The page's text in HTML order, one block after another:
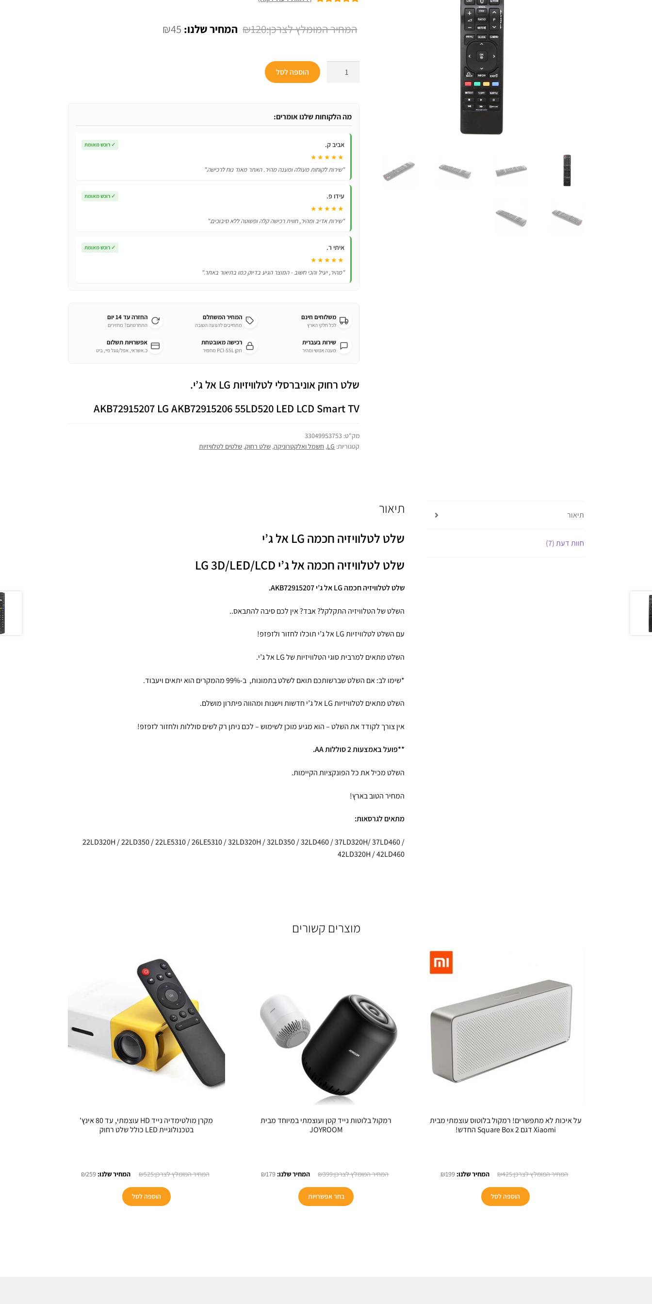
עלדירוגים של
₪120
המחיר
₪45 המחיר
חכמה
הוספה לסל
מה הלקוחות שלנו אומרים:
אביב ק. ✓ רוכש מאומת
★★★★★
"שירות לקוחות מעולה ומענה מהיר. האתר מאוד נוח לרכישה."
עידו פ. ✓ רוכש מאומת
★★★★★
"שירות אדיב ומהיר, חווית רכישה קלה ופשוטה ללא סיבוכים."
איתי ר. ✓ רוכש מאומת
★★★★★
"מהיר, יעיל והכי חשוב - המוצר הגיע בדיוק כמו בתיאור באתר."
משלוחים חינם
לכל חלקי הארץ
המחיר המשתלם
מתחייבים להצעה הטובה
החזרה עד 14 יום
התחרטתם? מחזירים
שירות בעברית
מענה אנושי ומהיר
רכישה מאובטחת
תקן PCI-SSL מחמיר
אפשרויות תשלום
כ.אשראי, אפל/גוגל פיי, ביט
שלט רחוק אוניברסלי לטלוויזיות LG אל ג’י.
AKB72915207 LG AKB72915206 55LD520 LED LCD Smart TV
מק"ט: 33049953753
קטגוריות: LG
, חשמל ואלקטרוניקה, שלט רחוק, שלטים לטלוויזיות
תיאור
חוות דעת (7)
תיאור
שלט לטלוויזיה חכמה LG אל ג’י
שלט לטלוויזיה חכמה אל ג’י LG 3D/LED/LCD
שלט לטלוויזיה חכמה LG אל ג’י AKB72915207.
השלט של הטלוויזיה התקלקל? אבד? אין לכם סיבה להתבאס..
עם השלט לטלוויזיות LG אל ג’י תוכלו לחזור ולזפזפ!
השלט מתאים למרבית סוגי הטלוויזיות של LG אל ג’י.
*שימו לב: אם השלט שברשותכם תואם לשלט בתמונות, ב-99% מהמקרים הוא יתאים ויעבוד.
השלט מתאים לטלוויזיות LG אל ג’י חדשות וישנות ומהווה פיתרון מושלם.
אין צורך לקודד את השלט – הוא מגיע מוכן לשימוש – לכם ניתן רק לשים סוללות ולחזור לזפזפ!
**פועל באמצעות 2 סוללות AA.
השלט מכיל את כל הפונקציות הקיימות.
המחיר הטוב בארץ!
מתאים לגרסאות:
22LD320H / 22LD350 / 22LE5310 / 26LE5310 / 32LD320H / 32LD350 / 32LD460 / 37LD320H/ 37LD460 /
42LD320H / 42LD460
מוצרים קשורים
על איכות לא מתפשרים! רמקול בלוטוס עוצמתי מבית
Xiaomi דגם Square Box 2 החדש!
₪425
המחיר
היה:
₪425.
₪199
הוספה לסל
רמקול בלוטות נייד קטן ועוצמתי במיוחד מבית
JOYROOM
₪399
המחיר
היה:
₪399.
₪179
בחר אפשרויות
מקרן מולטימדיה נייד HD עוצמתי, עד 80 אינץ'
בטכנולוגיית LED כולל שלט רחוק
₪525
המחיר
היה:
₪525.
₪259 המחיר
הוספה לסל